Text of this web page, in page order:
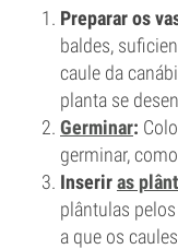
Preparar os
baldes,
caule da
planta se
Germinar:
germinar,
Inseriras
plântulas
a que os